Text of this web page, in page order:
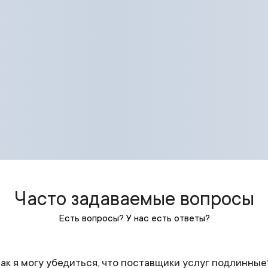
Часто задаваемые вопросы
Есть вопросы? У нас есть ответы?
я могу убедиться, что поставщики услуг